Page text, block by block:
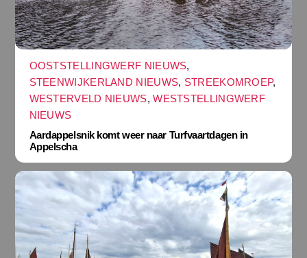
OOSTSTELLINGWERF NIEUWS,
STEENWIJKERLAND NIEUWS, STREEKOMROEP,
WESTERVELD NIEUWS,WESTSTELLINGWERF
NIEUWS
Aardappelsnik komt weer naar Turfvaartdagen in
Appelscha